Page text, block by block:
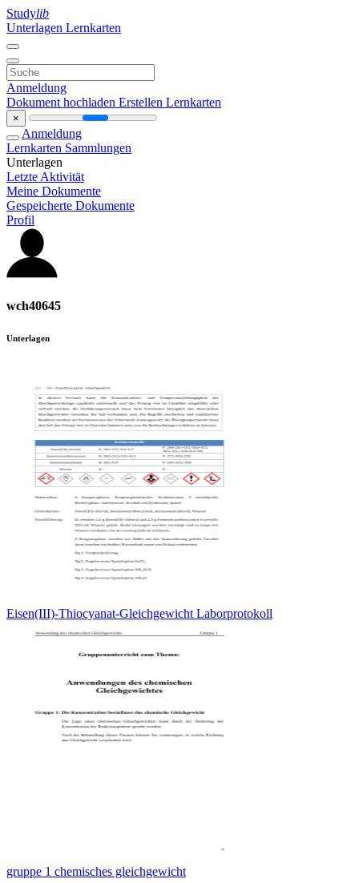
Studylib
Unterlagen Lernkarten
Anmeldung
Dokument hochladen Erstellen Lernkarten
×
Anmeldung
Lernkarten Sammlungen
Unterlagen
Letzte Aktivität
Meine Dokumente
Gespeicherte Dokumente
Profil
wch40645
Unterlagen
Eisen(III)-Thiocyanat-Gleichgewicht Laborprotokoll
gruppe 1 chemisches gleichgewicht